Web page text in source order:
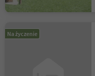
Na życzenie